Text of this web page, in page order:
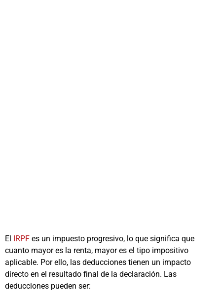
El IRPF es un impuesto progresivo, lo que significa que
cuanto mayor es la renta, mayor es el tipo impositivo
aplicable. Por ello, las deducciones tienen un impacto
directo en el resultado final de la declaración. Las
deducciones pueden ser: